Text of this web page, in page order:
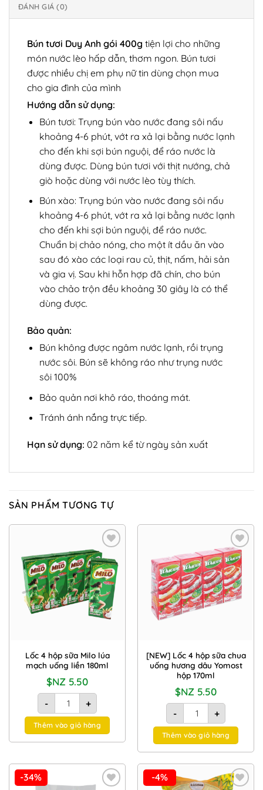
ĐÁNH GIÁ (0)
Bún tươi Duy Anh gói 400g tiện lợi cho những
món nước lèo hấp dẫn, thơm ngon. Bún tươi
được nhiều chị em phụ nữ tin dùng chọn mua
cho gia đình của mình
Hướng dẫn sử dụng:
Bún tươi: Trụng bún vào nước đang sôi nấu
khoảng 4-6 phút, vớt ra xả lại bằng nước lạnh
cho đến khi sợi bún nguội, để ráo nước là
dùng được. Dùng bún tươi với thịt nướng, chả
giò hoặc dùng với nước lèo tùy thích.
Bún xào: Trụng bún vào nước đang sôi nấu
khoảng 4-6 phút, vớt ra xả lại bằng nước lạnh
cho đến khi sợi bún nguội, để ráo nước.
Chuẩn bị chảo nóng, cho một ít dầu ăn vào
sau đó xào các loại rau củ, thịt, nấm, hải sản
và gia vị. Sau khi hỗn hợp đã chín, cho bún
vào chảo trộn đều khoảng 30 giây là có thể
dùng được.
Bảo quản:
Bún không được ngâm nước lạnh, rồi trụng
nước sôi. Bún sẽ không ráo như trụng nước
sôi 100%
Bảo quản nơi khô ráo, thoáng mát.
Tránh ánh nắng trực tiếp.
Hạn sử dụng: 02 năm kể từ ngày sản xuất
SẢN PHẨM TƯƠNG TỰ
Add to
Wishlist
Lốc 4 hộp sữa Milo lúa
mạch uống liền 180ml
$NZ 5.50
-
Lốc 4 hộp sữa Milo lúa mạch uống liền 180ml số lượng
+
Thêm vào giỏ hàng
Add to
Wishlist
[NEW] Lốc 4 hộp sữa chua
uống hương dâu Yomost
hộp 170ml
$NZ 5.50
-
[NEW] Lốc 4 hộp sữa
+
Thêm vào giỏ hàng
-34% -4%